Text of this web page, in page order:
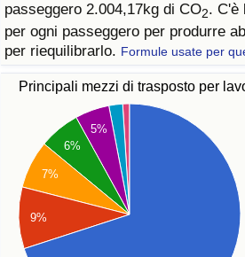
passeggero 2.004,17kg di CO2. C'è
per ogni passeggero per produrre
per riequilibrarlo. Formule usate per
Principali mezzi di trasposto per
5%
6%
7%
9%
Indice del Tasso di Criminalità
Indice della Criminalità
Indice di criminalità per paese
Assistenza Sanitaria
Indice dell’Assistenza Sanitaria
Indice dell’Assistenza Sanitaria